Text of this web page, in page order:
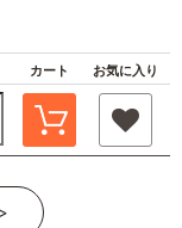
カート お気に入り